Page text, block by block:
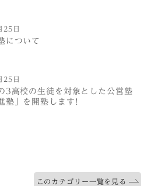
25日
について
25日
3高校の生徒を対象とした公営塾
塾」を開塾します!
このカテゴリー一覧を見る